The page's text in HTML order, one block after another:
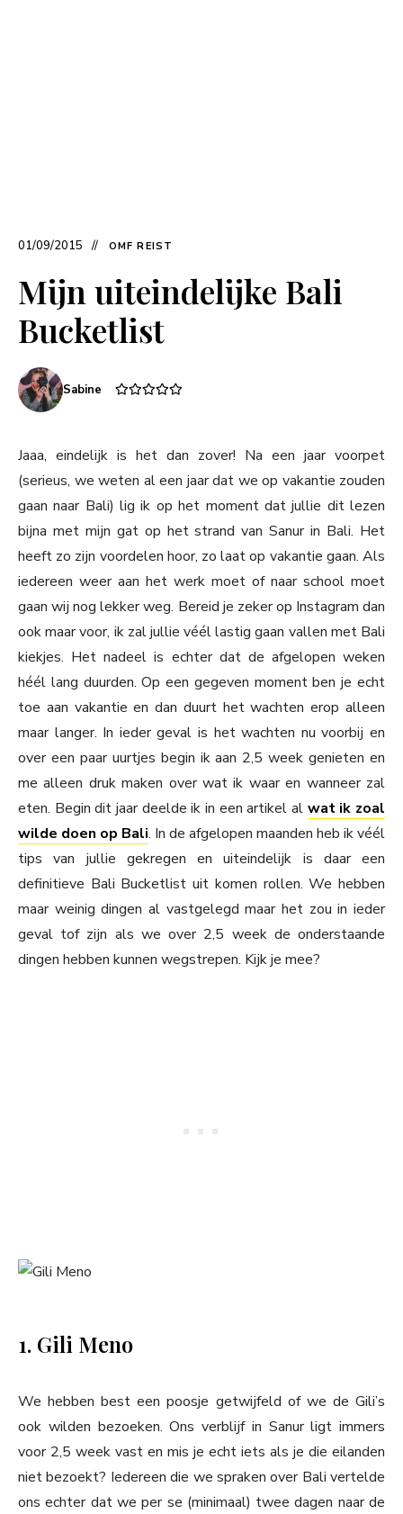
01/09/2015 OMF REIST
Mijn uiteindelijke Bali
Bucketlist
Sabine
Jaaa, eindelijk is het dan zover! Na een jaar voorpet
(serieus, we weten al een jaar dat we op vakantie zouden
gaan naar Bali) lig ik op het moment dat jullie dit lezen
bijna met mijn gat op het strand van Sanur in Bali. Het
heeft zo zijn voordelen hoor, zo laat op vakantie gaan. Als
iedereen weer aan het werk moet of naar school moet
gaan wij nog lekker weg. Bereid je zeker op Instagram dan
ook maar voor, ik zal jullie véél lastig gaan vallen met Bali
kiekjes. Het nadeel is echter dat de afgelopen weken
héél lang duurden. Op een gegeven moment ben je echt
toe aan vakantie en dan duurt het wachten erop alleen
maar langer. In ieder geval is het wachten nu voorbij en
over een paar uurtjes begin ik aan 2,5 week genieten en
me alleen druk maken over wat ik waar en wanneer zal
eten. Begin dit jaar deelde ik in een artikel al wat ik zoal
wilde doen op Bali. In de afgelopen maanden heb ik véél
tips van jullie gekregen en uiteindelijk is daar een
definitieve Bali Bucketlist uit komen rollen. We hebben
maar weinig dingen al vastgelegd maar het zou in ieder
geval tof zijn als we over 2,5 week de onderstaande
dingen hebben kunnen wegstrepen. Kijk je mee?
1. Gili Meno
We hebben best een poosje getwijfeld of we de Gili’s
ook wilden bezoeken. Ons verblijf in Sanur ligt immers
voor 2,5 week vast en mis je echt iets als je die eilanden
niet bezoekt? Iedereen die we spraken over Bali vertelde
ons echter dat we per se (minimaal) twee dagen naar de